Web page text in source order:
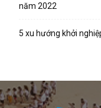
năm 2022
5 xu hướng khởi